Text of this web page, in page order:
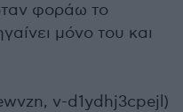
φοράω το
μόνο του και
v-d1ydhj3cpejl)